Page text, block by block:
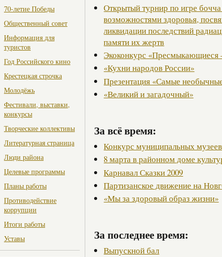
70-летие Победы
Общественный совет
Информация для
туристов
Год Российского кино
Крестецкая строчка
Молодёжь
Фестивали, выставки,
конкурсы
Творческие коллективы
Литературная страница
Люди района
Целевые программы
Планы работы
Противодействие
коррупции
Итоги работы
Уставы
Открытый турнир по игре
возможностями здоровья,
ликвидации последствий
памяти их жертв
Экоконкурс «Пресмыкающиеся
«Кухни народов России»
Презентация «Самые
«Великий и загадочный»
За всё время:
Конкурс муниципальных музеев
8 марта в районном доме
Карнавал Сказки 2009
Партизанское движение на
«Мы за здоровый образ жизни»
За последнее время:
Выпускной бал